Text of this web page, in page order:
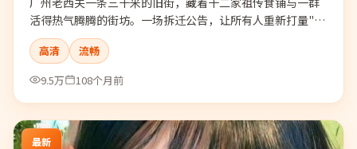
活得热气腾腾的街坊。一场拆迁公告，让所有人重新打量"老
味道"四个字。
高清
流畅
9.5万
108个月前
最新